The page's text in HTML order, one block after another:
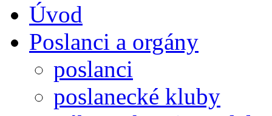
Úvod
Poslanci a orgány
poslanci
poslanecké kluby